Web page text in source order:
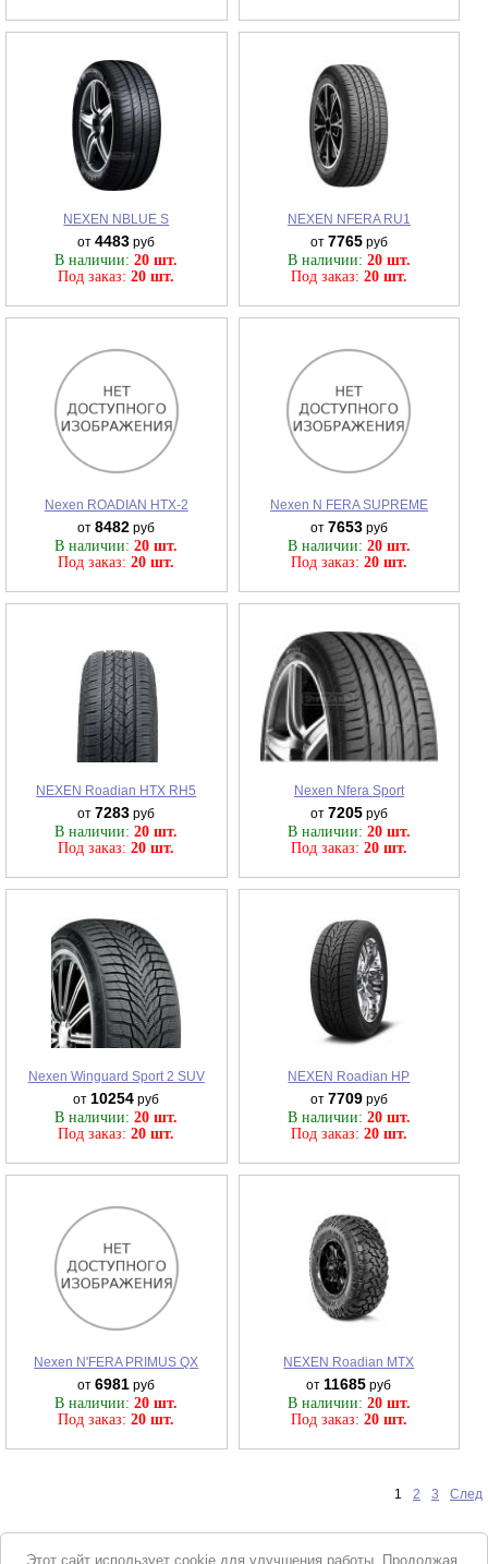
NEXEN NBLUE S
от4483 руб
В наличии:20 шт.
Под заказ:20 шт.
NEXEN NFERA RU1
от 7765руб
В наличии: 20 шт.
Под заказ: 20 шт.
Nexen ROADIAN HTX-2
от8482 руб
В наличии:20 шт.
Под заказ:20 шт.
Nexen N FERA SUPREME
от 7653руб
В наличии: 20 шт.
Под заказ: 20 шт.
NEXEN Roadian HTX RH5
от7283 руб
В наличии:20 шт.
Под заказ:20 шт.
Nexen Nfera Sport
от 7205руб
В наличии: 20 шт.
Под заказ: 20 шт.
Nexen Winguard Sport 2 SUV
от 10254 руб
В наличии:20 шт.
Под заказ:20 шт.
NEXEN Roadian HP
от 7709руб
В наличии: 20 шт.
Под заказ: 20 шт.
Nexen N'FERA PRIMUS QX
от6981 руб
В наличии:20 шт.
Под заказ:20 шт.
NEXEN Roadian MTX
от 11685 руб
В наличии: 20 шт.
Под заказ: 20 шт.
1 2 3 След
Уведомление
Этот сайт использует cookie для улучшения работы. Продолжая,